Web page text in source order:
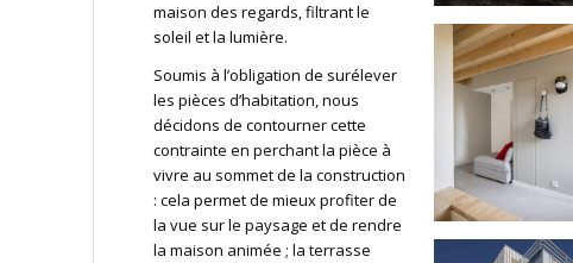
maison des regards, filtrant le
soleil et la lumière.
Soumis à l’obligation de surélever
les pièces d’habitation, nous
décidons de contourner cette
contrainte en perchant la pièce à
vivre au sommet de la construction
: cela permet de mieux profiter de
la vue sur le paysage et de rendre
la maison animée ; la terrasse